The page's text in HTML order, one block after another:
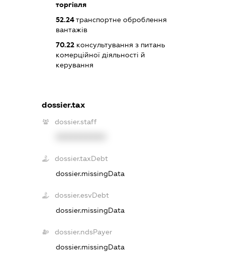
торгівля
52.24транспортне оброблення
вантажів
70.22 консультування з питань
комерційної діяльності й
керування
dossier.tax
dossier.staff
dossier.taxDebt
dossier.missingData
dossier.esvDebt
dossier.missingData
dossier.ndsPayer
dossier.missingData